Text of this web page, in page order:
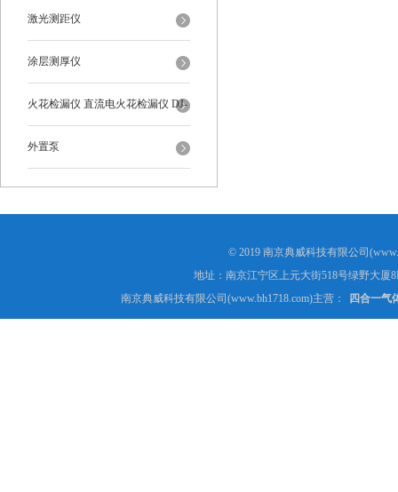
激光测距仪
涂层测厚仪
火花检漏仪 直流电火花检漏仪 DJ-
6-A型
外置泵
© 2019 南京典威科技有限公司
地址：南京江宁区上元大街518号绿野大厦
南京典威科技有限公司(www.bh1718.com)主营：
四合一气